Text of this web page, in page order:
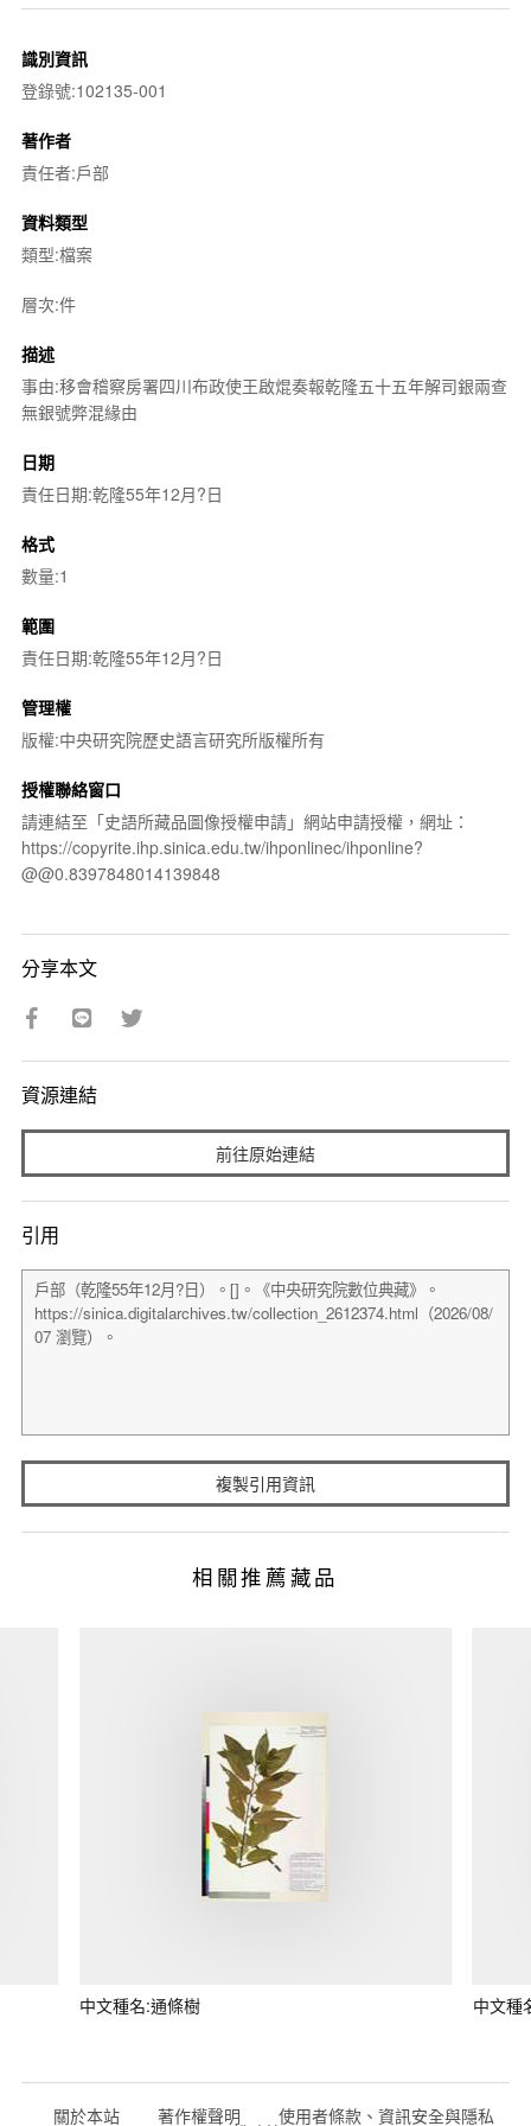
識別資訊
登錄號:102135-001
著作者
責任者:戶部
資料類型
類型:檔案
層次:件
描述
事由:移會稽察房署四川布政使王啟焜奏報乾隆五十五年解司銀兩查
無銀號弊混緣由
日期
責任日期:乾隆55年12月?日
格式
數量:1
範圍
責任日期:乾隆55年12月?日
管理權
版權:中央研究院歷史語言研究所版權所有
授權聯絡窗口
請連結至「史語所藏品圖像授權申請」網站申請授權，網址：
https://copyrite.ihp.sinica.edu.tw/ihponlinec/ihponline?
@@0.8397848014139848
分享本文
資源連結
前往原始連結
引用
複製引用資訊
相關推薦藏品
中文種名:通條樹 中文種
關於本站 著作權聲明 使用者條款、資訊安全與隱私